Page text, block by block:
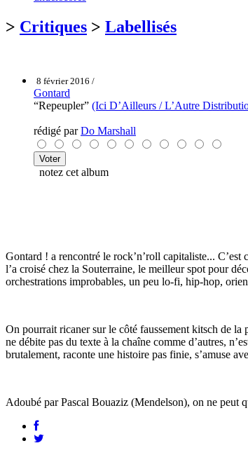
> Critiques > Labellisés
8 février 2016 /
Gontard
“Repeupler” (Ici D’Ailleurs / L’Autre
rédigé parDo Marshall
notez cet album
Gontard ! a rencontré le rock’n’roll capitaliste...
l’a croisé chez la Souterraine, le meilleur spot pour
orchestrations improbables, un peu lo-fi, hip-hop,
On pourrait ricaner sur le côté faussement kitsch de
ne débite pas du texte à la chaîne comme d’autres,
brutalement, raconte une histoire pas finie, s’amuse
Adoubé par Pascal Bouaziz (Mendelson), on ne peut